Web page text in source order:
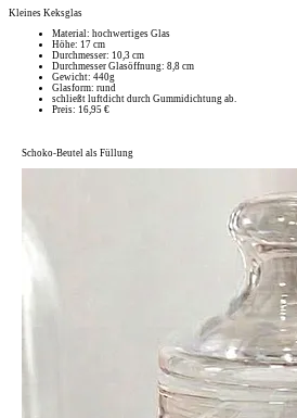
Kleines Keksglas
Material: hochwertiges Glas
Höhe: 17 cm
Durchmesser: 10,3 cm
Durchmesser Glasöffnung: 8,8 cm
Gewicht: 440g
Glasform: rund
schließt luftdicht durch Gummidichtung ab.
Preis: 16,95 €
Schoko-Beutel als Füllung